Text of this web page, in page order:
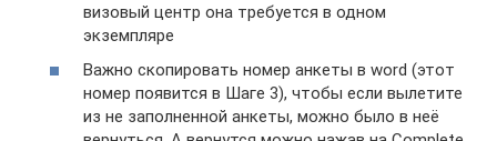
визовый центр она требуется в одном
экземпляре
Важно скопировать номер анкеты в word (этот
номер появится в Шаге 3), чтобы если вылетите
из не заполненной анкеты, можно было в неё